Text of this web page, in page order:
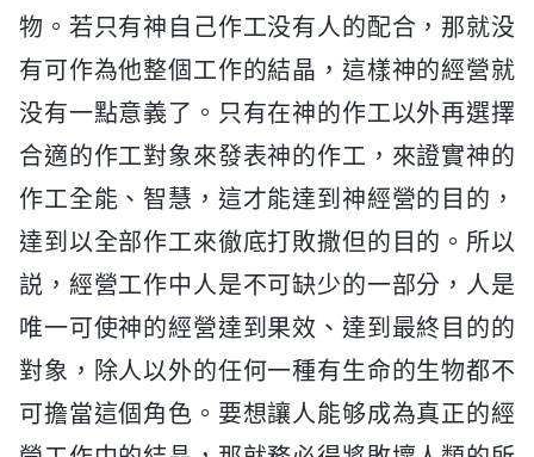
物。若只有神自己作工没有人的配合，那就没
有可作為他整個工作的結晶，這樣神的經營就
没有一點意義了。只有在神的作工以外再選擇
合適的作工對象來發表神的作工，來證實神的
作工全能、智慧，這才能達到神經營的目的，
達到以全部作工來徹底打敗撒但的目的。所以
説，經營工作中人是不可缺少的一部分，人是
唯一可使神的經營達到果效、達到最終目的的
對象，除人以外的任何一種有生命的生物都不
可擔當這個角色。要想讓人能够成為真正的經